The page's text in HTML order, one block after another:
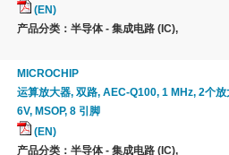
(EN)
产品分类：半导体 - 集成电路 (IC),
MICROCHIP
运算放大器, 双路, AEC-Q100, 1 MHz, 2个
6V, MSOP, 8 引脚
(EN)
产品分类：半导体 - 集成电路 (IC),